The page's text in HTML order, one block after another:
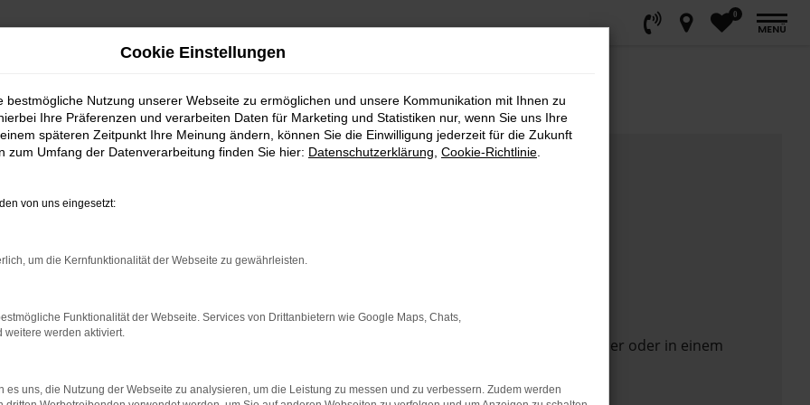
0
MENÜ
das Laden bestimmter Seiten verhindern. Funktioniert die Seite in einem anderen Browser oder in einem
Cookie Einstellungen
bestmögliche Nutzung unserer Webseite zu ermöglichen und unsere Kommunikation mit Ihnen zu
Ihre Präferenzen und verarbeiten Daten für Marketing und Statistiken nur, wenn Sie uns Ihre
späteren Zeitpunkt Ihre Meinung ändern, können Sie die Einwilligung jederzeit für die Zukunft
zum Umfang der Datenverarbeitung finden Sie hier: Datenschutzerklärung Cookie-Richtlinie
von uns eingesetzt:
um die Kernfunktionalität der Webseite zu gewährleisten.
Funktionalität der Webseite. Services von Drittanbietern wie Google Maps, Chats,
weitere werden aktiviert.
es uns, die Nutzung der Webseite zu analysieren, um die Leistung zu messen und zu verbessern. Zudem werden